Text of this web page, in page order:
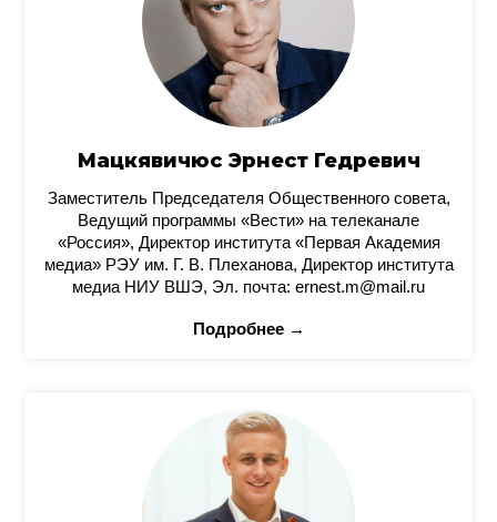
Мацкявичюс Эрнест Гедревич
Заместитель Председателя Общественного совета,
Ведущий программы «Вести» на телеканале
«Россия», Директор института «Первая Академия
медиа» РЭУ им. Г. В. Плеханова, Директор института
медиа НИУ ВШЭ, Эл. почта: ernest.m@mail.ru
Подробнее →